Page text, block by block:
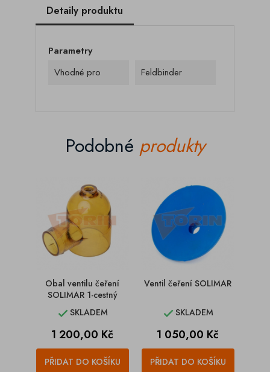
Detaily produktu
Parametry
Vhodné pro
Feldbinder
Podobné produkty
Obal ventilu čeření
SOLIMAR 1-cestný
SKLADEM
Cena
1 200,00 Kč
PŘIDAT DO KOŠÍKU
Ventil čeření SOLIMAR
SKLADEM
Cena
1 050,00 Kč
PŘIDAT DO KOŠÍKU